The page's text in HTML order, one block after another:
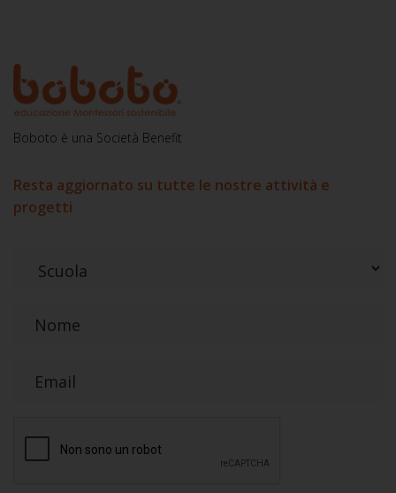
Boboto è una Società Benefit
Resta aggiornato su tutte le nostre attività e
progetti